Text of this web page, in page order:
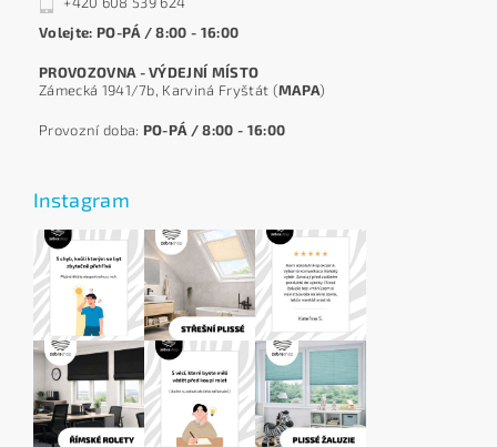
Volejte: PO-PÁ / 8:00 - 16:00
PROVOZOVNA - VÝDEJNÍ MÍSTO
Zámecká 1941/7b, Karviná Fryštát (MAPA)
Provozní doba: PO-PÁ / 8:00 - 16:00
Instagram